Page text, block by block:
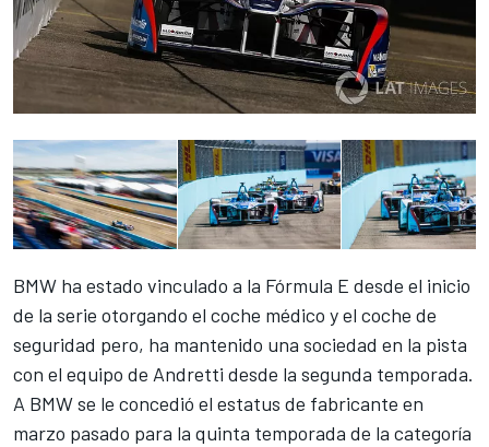
BMW ha estado vinculado a la Fórmula E desde el inicio
de la serie otorgando el coche médico y el coche de
seguridad pero, ha mantenido una sociedad en la pista
con el equipo de Andretti desde la segunda temporada.
A BMW se le concedió el estatus de fabricante en
marzo pasado para la quinta temporada de la categoría